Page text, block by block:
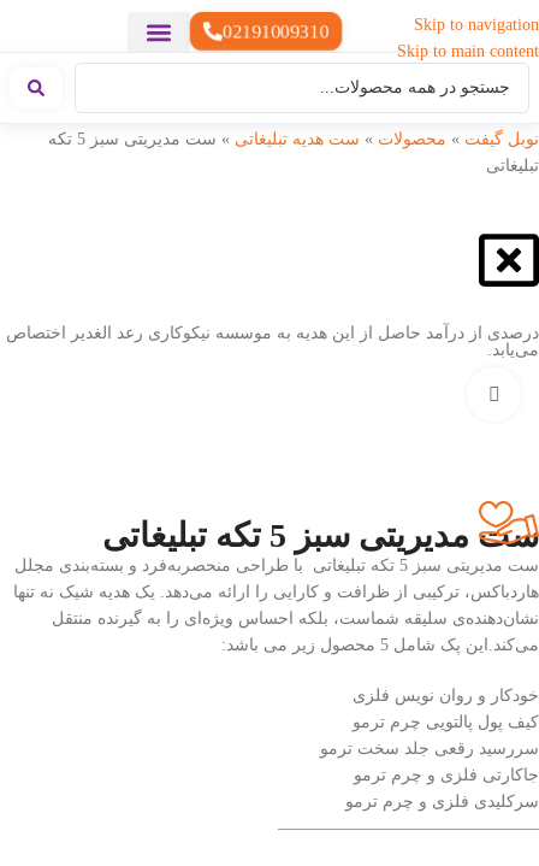
Skip to navigation
Skip to main content
02191009310
نوبل گیفت » محصولات » ست هدیه تبلیغاتی »
ست مدیریتی سبز 5 تکه
تبلیغاتی
درصدی از درآمد حاصل از این هدیه به موسسه نیکوکاری رعد الغدیر اختصاص
می‌یابد.
ست مدیریتی سبز 5 تکه تبلیغاتی
ست مدیریتی سبز 5 تکه تبلیغاتی با طراحی منحصربه‌فرد و بسته‌بندی مجلل
هاردباکس، ترکیبی از ظرافت و کارایی را ارائه می‌دهد. یک هدیه شیک نه تنها
نشان‌دهنده‌ی سلیقه شماست، بلکه احساس ویژه‌ای را به گیرنده منتقل
می‌کند.این پک شامل 5 محصول زیر می باشد:
خودکار و روان نویس فلزی
کیف پول پالتویی چرم ترمو
سررسید رقعی جلد سخت ترمو
جاکارتی فلزی و چرم ترمو
سرکلیدی فلزی و چرم ترمو
———————————————–